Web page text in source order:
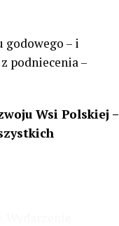
godowego – i
podniecenia –
Wsi Polskiej –